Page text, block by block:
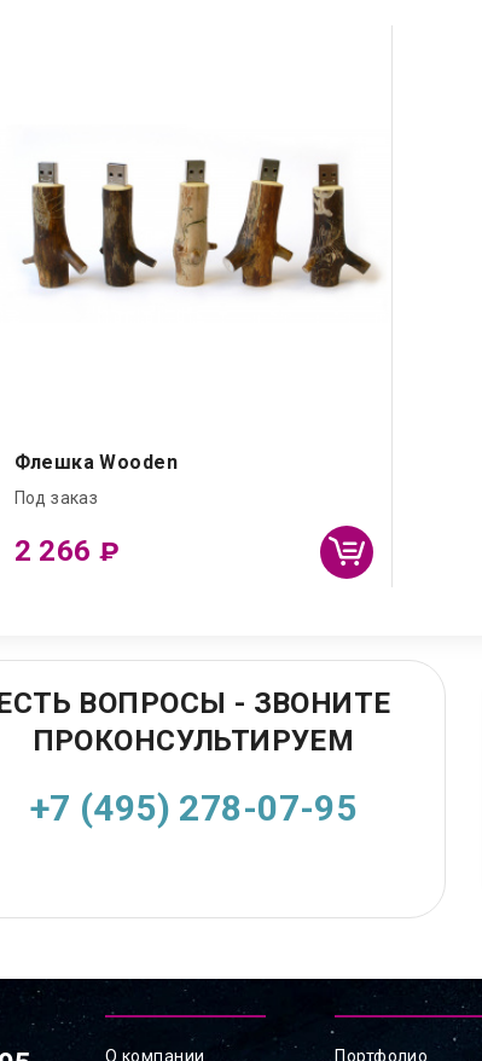
Флешка Wooden
Под заказ
2 266₽
ВОПРОСЫ - ЗВОНИТЕ
ПРОКОНСУЛЬТИРУЕМ
+7 (495) 278-07-95
О компании Портфолио